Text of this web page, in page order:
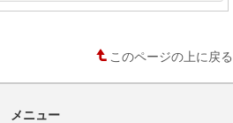
このページの上に戻る
メニュー